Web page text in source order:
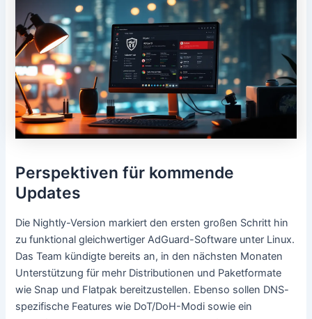
Perspektiven für kommende
Updates
Die Nightly-Version markiert den ersten großen Schritt hin
zu funktional gleichwertiger AdGuard-Software unter Linux.
Das Team kündigte bereits an, in den nächsten Monaten
Unterstützung für mehr Distributionen und Paketformate
wie Snap und Flatpak bereitzustellen. Ebenso sollen DNS-
spezifische Features wie DoT/DoH-Modi sowie ein